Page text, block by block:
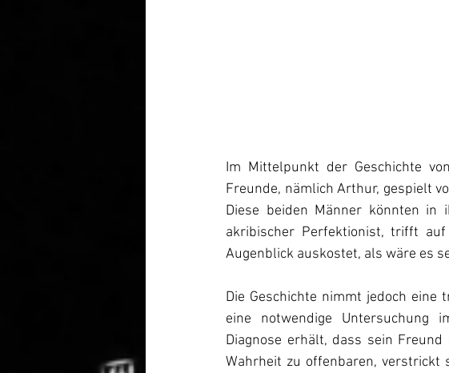
Im Mittelpunkt der Geschichte
Freunde, nämlich Arthur, gespielt
Diese beiden Männer könnten in
akribischer Perfektionist, trifft
Augenblick auskostet, als wäre es
Die Geschichte nimmt jedoch
eine notwendige Untersuchung
Diagnose erhält, dass sein
Wahrheit zu offenbaren, verstrickt